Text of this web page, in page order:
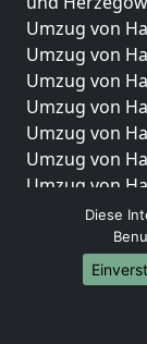
Umzug von
Umzug von
Umzug von
Umzug von
Umzug von
Umzug von
Umzug von
Umzug von
Umzug von
Umzug von
Umzug von
Umzug von
Diese